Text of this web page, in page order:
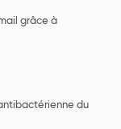
grâce à
du